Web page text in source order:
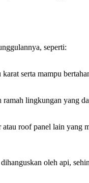
seperti:
serta mampu
lingkungan yang
roof panel lain yang
oleh api,